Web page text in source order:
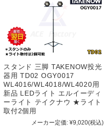
スタンド 三脚 TAKENOW投光
器用 TD02 OGY0017
WL4016/WL4018/WL4020用
新品 LEDライト エルイーディ
ーライト テイクナウ ★ライト
取付2個用
メーカー定価: ¥9,020(税込)